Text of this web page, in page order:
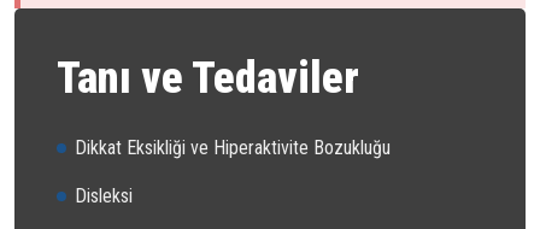
Tanı ve Tedaviler
Dikkat Eksikliği ve Hiperaktivite Bozukluğu
Disleksi